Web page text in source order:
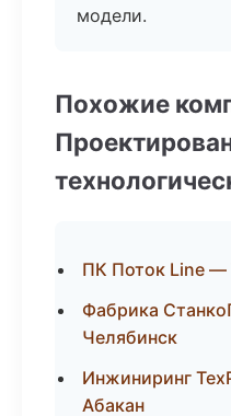
модели.
Похожие
ПК Поток Line —
Фабрика
Челябинск
Инжиниринг
Абакан